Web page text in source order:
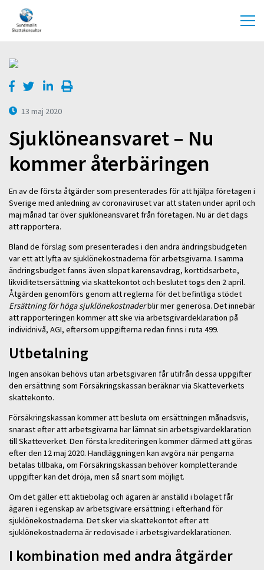
13 maj 2020
Sjuklöneansvaret – Nu
kommer återbäringen
En av de första åtgärder som presenterades för att hjälpa företagen i
Sverige med anledning av coronaviruset var att staten under april och
maj månad tar över sjuklöneansvaret från företagen. Nu är det dags
att rapportera.
Bland de förslag som presenterades i den andra ändringsbudgeten
var ett att lyfta av sjuklönekostnaderna för arbetsgivarna. I samma
ändringsbudget fanns även slopat karensavdrag, korttidsarbete,
likviditetsersättning via skattekontot och beslutet togs den 2 april.
Åtgärden genomförs genom att reglerna för det befintliga stödet
Ersättning för höga sjuklönekostnaderblir mer generösa. Det innebär
att rapporteringen kommer att ske via arbetsgivardeklaration på
individnivå, AGI, eftersom uppgifterna redan finns i ruta 499.
Utbetalning
Ingen ansökan behövs utan arbetsgivaren får utifrån dessa uppgifter
den ersättning som Försäkringskassan beräknar via Skatteverkets
skattekonto.
Försäkringskassan kommer att besluta om ersättningen månadsvis,
snarast efter att arbetsgivarna har lämnat sin arbetsgivardeklaration
till Skatteverket. Den första krediteringen kommer därmed att göras
efter den 12 maj 2020. Handläggningen kan avgöra när pengarna
betalas tillbaka, om Försäkringskassan behöver kompletterande
uppgifter kan det dröja, men så snart som möjligt.
Om det gäller ett aktiebolag och ägaren är anställd i bolaget får
ägaren i egenskap av arbetsgivare ersättning i efterhand för
sjuklönekostnaderna. Det sker via skattekontot efter att
sjuklönekostnaderna är redovisade i arbetsgivardeklarationen.
I kombination med andra åtgärder